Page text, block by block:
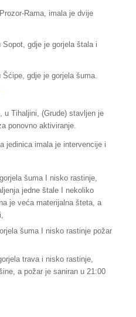
Rama, imala je dvije
gdje je gorjela štala i
gdje je gorjela šuma.
u Tihaljini, (Grude) stavljen je
ponovno aktiviranje.
jedinica imala je intervencije i
šuma I nisko rastinje,
jedne štale I nekoliko
je veća materijalna šteta, a
šuma I nisko rastinje požar
trava i nisko rastinje,
a požar je saniran u 21:00